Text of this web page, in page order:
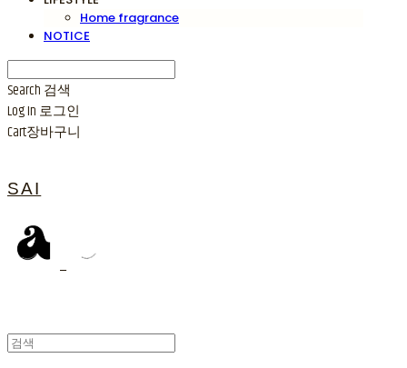
Home fragrance
NOTICE
Search 검색
Log In 로그인
Cart장바구니
SAI